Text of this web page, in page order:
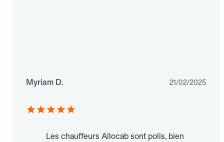
Myriam D. 21/02/2025
Les chauffeurs Allocab sont polis, bien